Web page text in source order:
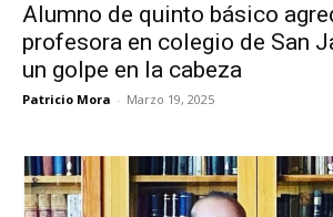
Alumno de quinto básico
profesora en colegio de San
un golpe en la cabeza
Patricio Mora - Marzo 19, 2025